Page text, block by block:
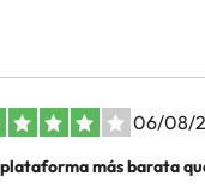
06/08/
más barata